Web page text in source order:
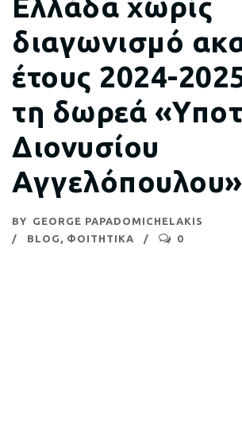
Ελλάδα χωρίς
διαγωνισμό
έτους 2024-
τη δωρεά
Διονυσίου
Αγγελόπουλου»
BY
GEORGE PAPADOMICHELAKIS
BLOG , ΦΟΙΤΗΤΙΚΑ 0